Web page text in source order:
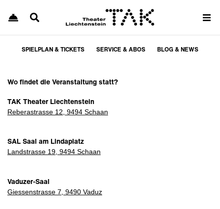
SPIELPLAN & TICKETS SERVICE & ABOS BLOG & NEWS
Wo findet die Veranstaltung statt?
TAK Theater Liechtenstein
Reberastrasse 12, 9494 Schaan
SAL Saal am Lindaplatz
Landstrasse 19, 9494 Schaan
Vaduzer-Saal
Giessenstrasse 7, 9490 Vaduz